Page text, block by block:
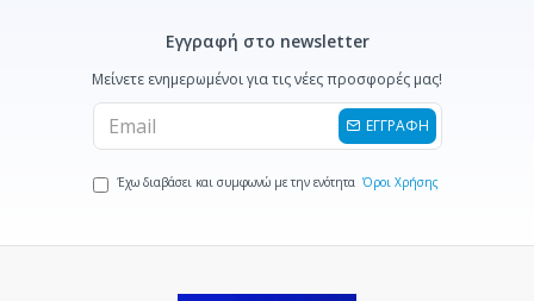
Εγγραφή στο newsletter
Μείνετε ενημερωμένοι για τις νέες προσφορές μας!
ΕΓΓΡΑΦΗ
Έχω διαβάσει και συμφωνώ με την ενότητα Όροι Χρήσης